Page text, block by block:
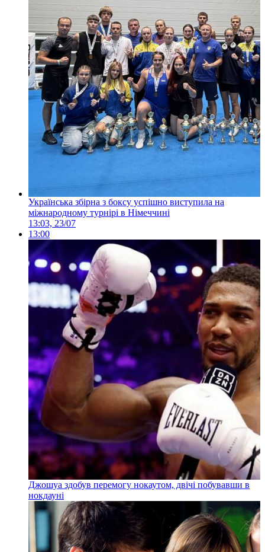
Українська збірна з боксу успішно виступила на
міжнародному турнірі в Німеччині
13:03, 23/07
13:00
Джошуа здобув перемогу нокаутом, двічі побувавши в
нокдауні